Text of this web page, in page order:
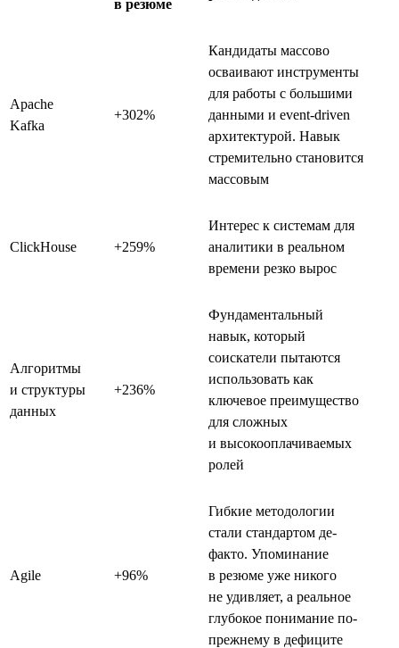
в резюме
Apache
Kafka
+302%
Кандидаты массово
осваивают инструменты
для работы с большими
данными и event-driven
архитектурой. Навык
стремительно становится
массовым
ClickHouse +259%
Интерес к системам для
аналитики в реальном
времени резко вырос
Алгоритмы
и структуры
данных
+236%
Фундаментальный
навык, который
соискатели пытаются
использовать как
ключевое преимущество
для сложных
и высокооплачиваемых
ролей
Agile +96%
Гибкие методологии
стали стандартом де-
факто. Упоминание
в резюме уже никого
не удивляет, а реальное
глубокое понимание по-
прежнему в дефиците